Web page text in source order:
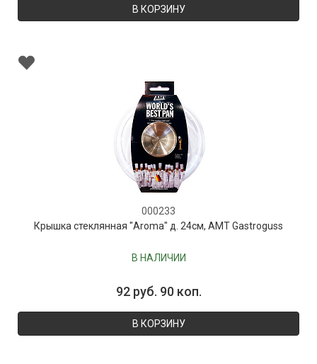
В КОРЗИНУ
000233
Крышка стеклянная "Aroma" д. 24см, AMT Gastroguss
В НАЛИЧИИ
92 руб. 90 коп.
В КОРЗИНУ